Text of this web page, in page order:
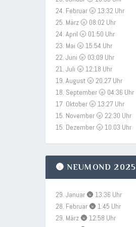
24. Februar 🌝 13:32 Uhr
25. März 🌝 08:02 Uhr
24. April 🌝 01:50 Uhr
23. Mai 🌝 15:54 Uhr
22. Juni 🌝 03:09 Uhr
21. Juli 🌝 12:18 Uhr
19. August 🌝 20:27 Uhr
18. September 🌝 04:36 Uhr
17. Oktober 🌝 13:27 Uhr
15. November 🌝 22:30 Uhr
15. Dezember 🌝 10:03 Uhr
🌚 NEUMOND 2025
29. Januar 🌚 13:36 Uhr
28. Februar 🌚 1:45 Uhr
29. März 🌚 12:58 Uhr